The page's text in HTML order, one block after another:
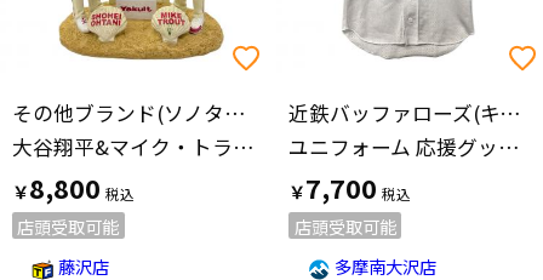
その他ブランド(ソノタブランド)
大谷翔平&マイク・トラウト City Connect Bobblehead ボブルヘッド
￥8,800
店頭受取可能
藤沢店
近鉄バッファローズ(キンテツバッファローズ)
ユニフォーム 応援グッズ SIZE SS ホワイト
￥7,700
店頭受取可能
多摩南大沢店